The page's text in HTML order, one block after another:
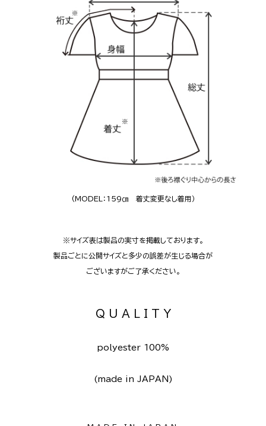
(MODEL：159㎝ 着丈変更なし着用 ）
※サイズ表は製品の実寸を掲載しております。
製品ごとに公開サイズと多少の誤差が生じる場合が
ございますがご了承ください。
Q U A L I T Y
polyester 100%
(made in JAPAN)